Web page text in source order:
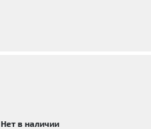
Нет в наличии